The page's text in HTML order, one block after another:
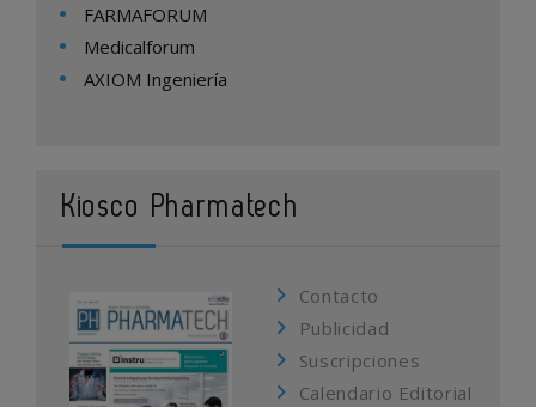
FARMAFORUM
Medicalforum
AXIOM Ingeniería
Kiosco Pharmatech
Contacto
Publicidad
Suscripciones
Calendario Editorial